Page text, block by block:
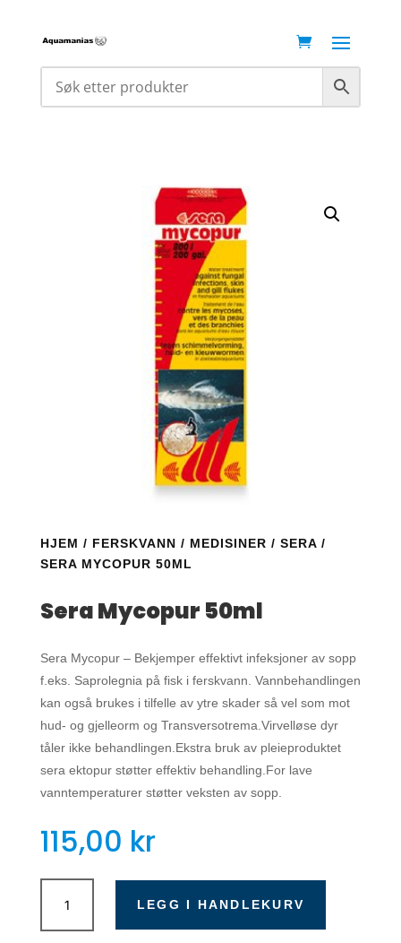
HJEM / FERSKVANN / MEDISINER / SERA/
SERA MYCOPUR 50ML
Sera Mycopur 50ml
Sera Mycopur – Bekjemper effektivt infeksjoner av sopp
f.eks. Saprolegnia på fisk i ferskvann. Vannbehandlingen
kan også brukes i tilfelle av ytre skader så vel som mot
hud- og gjelleorm og Transversotrema.Virvelløse dyr
tåler ikke behandlingen.Ekstra bruk av pleieproduktet
sera ektopur støtter effektiv behandling.For lave
vanntemperaturer støtter veksten av sopp.
115,00 kr
Sera
Mycopur
50ml
LEGG I HANDLEKURV